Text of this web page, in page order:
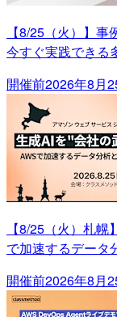
【8/25（火）】
今すぐ実践できる
開催前2026年8月
【8/25（火）札
で加速するデータ
開催前2026年8月